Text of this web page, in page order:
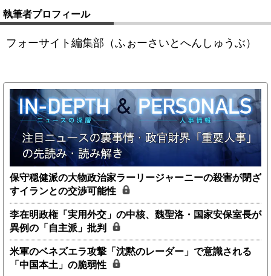
執筆者プロフィール
フォーサイト編集部（ふぉーさいとへんしゅうぶ）
保守穏健派の大物政治家ラーリージャーニーの殺害が閉ざ
すイランとの交渉可能性
李在明政権「実用外交」の中核、魏聖洛・国家安保室長が
異例の「自主派」批判
米軍のベネズエラ攻撃「沈黙のレーダー」で意識される
「中国本土」の脆弱性